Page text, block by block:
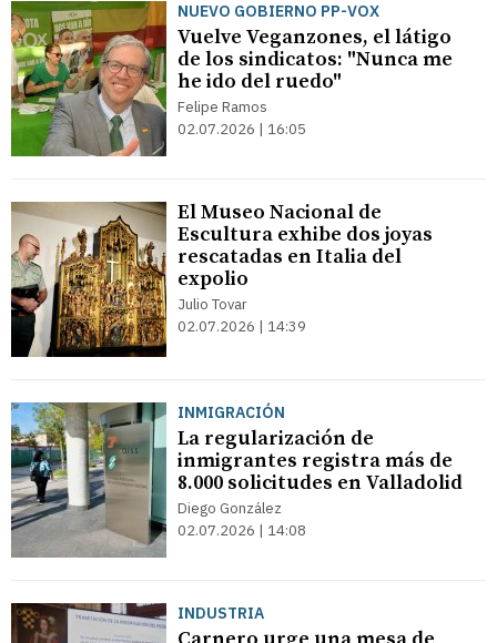
NUEVO GOBIERNO PP-VOX
Vuelve Veganzones, el látigo
de los sindicatos: "Nunca me
he ido del ruedo"
Felipe Ramos
02.07.2026 | 16:05
El Museo Nacional de
Escultura exhibe dos joyas
rescatadas en Italia del
expolio
Julio Tovar
02.07.2026 | 14:39
INMIGRACIÓN
La regularización de
inmigrantes registra más de
8.000 solicitudes en Valladolid
Diego González
02.07.2026 | 14:08
INDUSTRIA